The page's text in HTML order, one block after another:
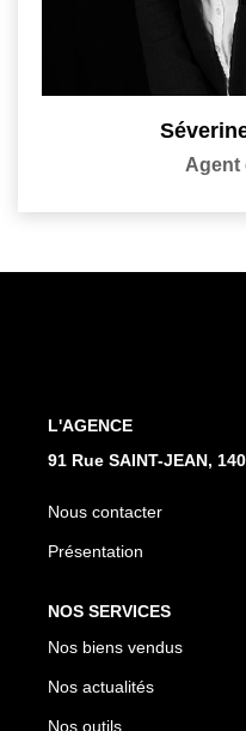
Agent
L'AGENCE
91 Rue SAINT-JEAN,
Nous contacter
Présentation
NOS SERVICES
Nos biens vendus
Nos actualités
Nos outils